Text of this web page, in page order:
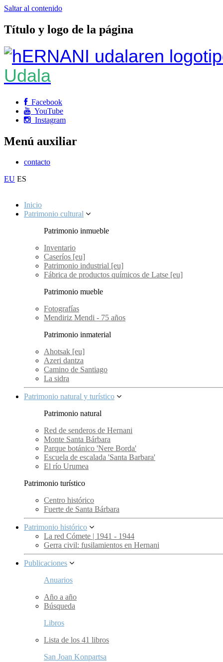
Saltar al contenido
Título y logo de la página
Udala
Facebook
YouTube
Instagram
Menú auxiliar
contacto
EU ES
Inicio
Patrimonio cultural
Patrimonio inmueble
Inventario
Caseríos [eu]
Patrimonio industrial [eu]
Fábrica de productos químicos de Latse [eu]
Patrimonio mueble
Fotografías
Mendiriz Mendi - 75 años
Patrimonio inmaterial
Ahotsak [eu]
Azeri dantza
Camino de Santiago
La sidra
Patrimonio natural y turístico
Patrimonio natural
Red de senderos de Hernani
Monte Santa Bárbara
Parque botánico 'Nere Borda'
Escuela de escalada 'Santa Barbara'
El río Urumea
Patrimonio turístico
Centro histórico
Fuerte de Santa Bárbara
Patrimonio histórico
La red Cómete | 1941 - 1944
Gerra civil: fusilamientos en Hernani
Publicaciones
Anuarios
Año a año
Búsqueda
Libros
Lista de los 41 libros
San Joan Konpartsa